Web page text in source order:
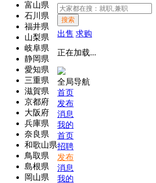
富山県
石川県
福井県
山梨県
岐阜県
静岡県
愛知県
三重県
滋賀県
京都府
大阪府
兵庫県
奈良県
和歌山県
鳥取県
島根県
岡山県
搜索
出售 求购
正在加载...
全局导航
首页
发布
消息
我的
首页
招聘
发布
消息
我的